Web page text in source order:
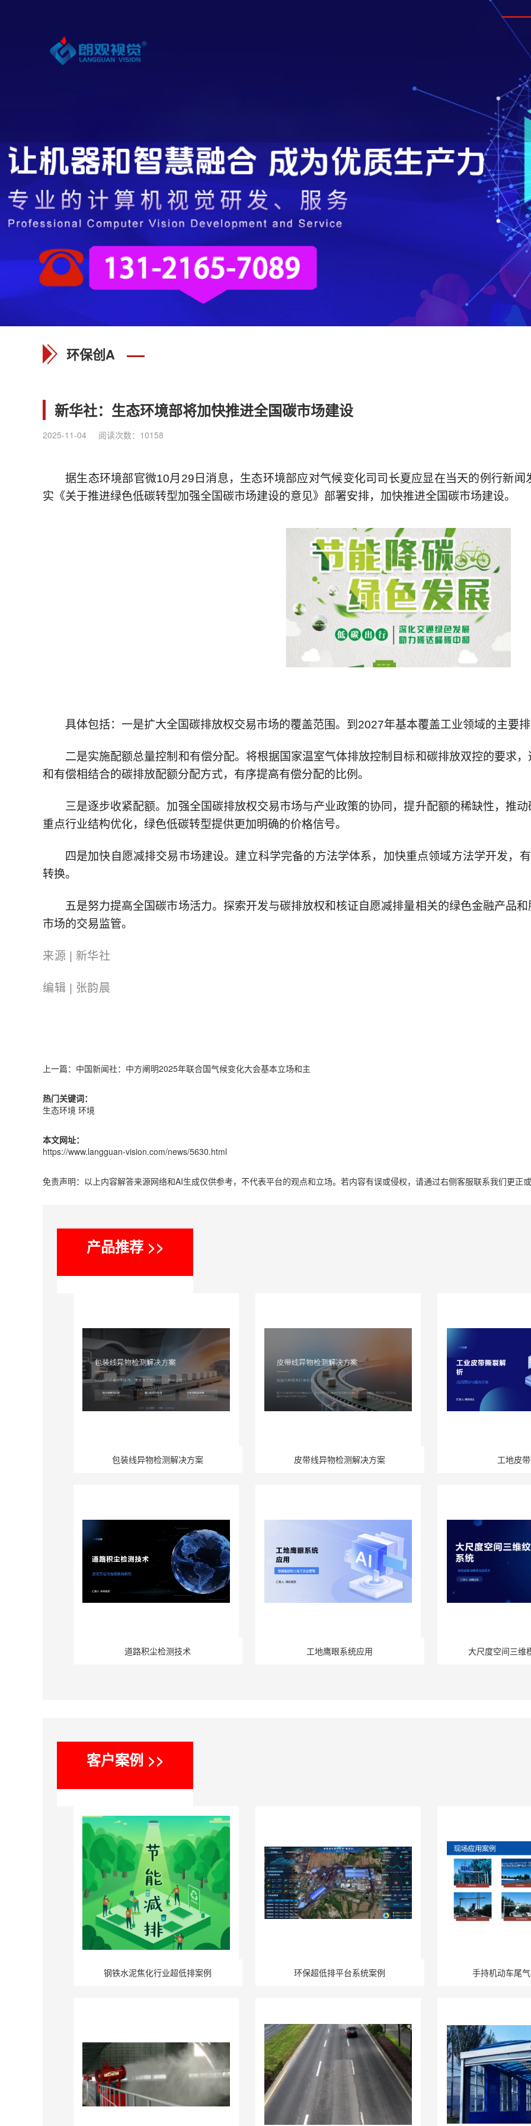
环保创A
新华社：生态环境部将加快推进全国碳市场建设
2025-11-04 阅读次数： 10158
据生态环境部官微10月29日消息，生态环境部应对气候变化司司长夏应显在当天的例行新
实《关于推进绿色低碳转型加强全国碳市场建设的意见》部署安排，加快推进全国碳市场建设。
具体包括：一是扩大全国碳排放权交易市场的覆盖范围。到2027年基本覆盖工业领域的主要
二是实施配额总量控制和有偿分配。将根据国家温室气体排放控制目标和碳排放双控的要求
和有偿相结合的碳排放配额分配方式，有序提高有偿分配的比例。
三是逐步收紧配额。加强全国碳排放权交易市场与产业政策的协同，提升配额的稀缺性，推
重点行业结构优化，绿色低碳转型提供更加明确的价格信号。
四是加快自愿减排交易市场建设。建立科学完备的方法学体系，加快重点领域方法学开发，
转换。
五是努力提高全国碳市场活力。探索开发与碳排放权和核证自愿减排量相关的绿色金融产品
市场的交易监管。
来源 | 新华社
编辑 | 张韵晨
上一篇： 中国新闻社：中方阐明2025年联合国气候变化大会基本立场和主
热门关键词：
生态环境 环境
本文网址：
https://www.langguan-vision.com/news/5630.html
免责声明：以上内容解答来源网络和AI生成仅供参考，不代表平台的观点和立场。若内容有误或侵权，请通过右侧客服联系我们更正
产品推荐 >>
包装线异物检测解决方案 皮带线异物检测解决方案 工地皮
道路积尘检测技术 工地鹰眼系统应用 大尺度空间三维
客户案例 >>
钢铁水泥焦化行业超低排案例 环保超低排平台系统案例 手持机动车尾